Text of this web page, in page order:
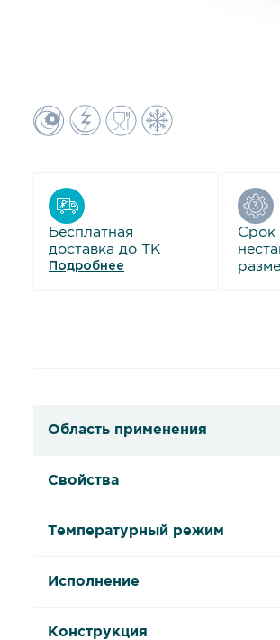
Бесплатная
доставка до ТК
Подробнее
Срок
Область применения
Свойства
Температурный режим
Исполнение
Конструкция